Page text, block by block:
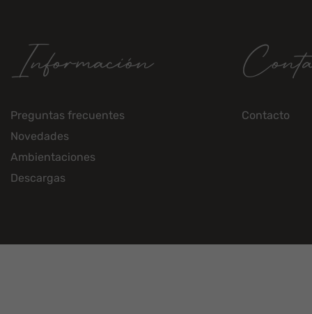
Información
Preguntas frecuentes
Novedades
Ambientaciones
Descargas
Contacto